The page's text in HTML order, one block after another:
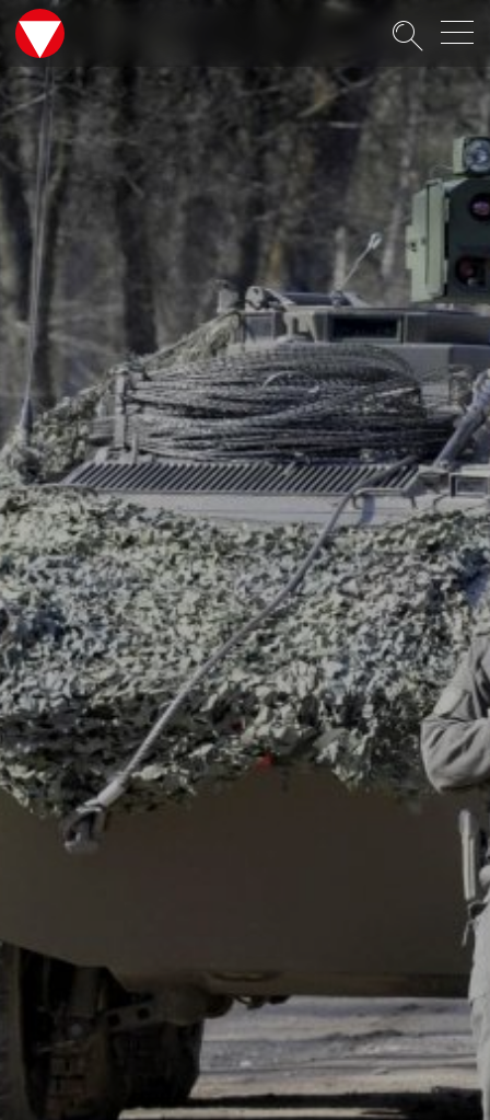
Suche